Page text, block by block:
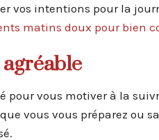
vos intentions pour la
matins doux pour bien
vous motiver à la
vous vous préparez ou